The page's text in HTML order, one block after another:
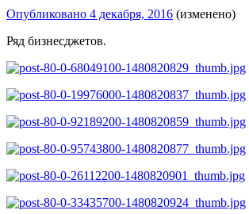
Опубликовано 4 декабря, 2016 (изменено)
Ряд бизнесджетов.